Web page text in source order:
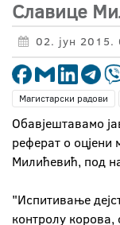
Славице
02. јун
Магистарски радови
Обавјештавамо
реферат о оцјени
Милићевић, под
"Испитивање
контролу корова,